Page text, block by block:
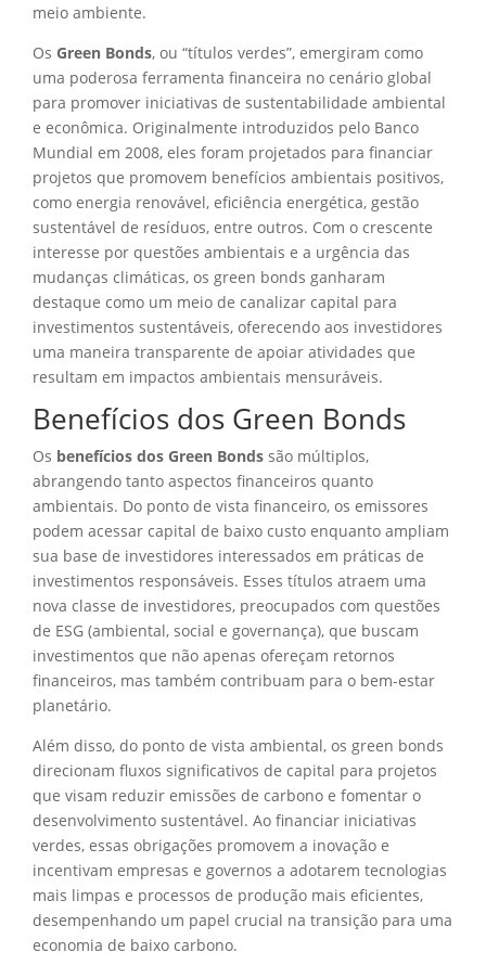
meio ambiente.
Os Green Bonds, ou “títulos verdes”, emergiram como
uma poderosa ferramenta financeira no cenário global
para promover iniciativas de sustentabilidade ambiental
e econômica. Originalmente introduzidos pelo Banco
Mundial em 2008, eles foram projetados para financiar
projetos que promovem benefícios ambientais positivos,
como energia renovável, eficiência energética, gestão
sustentável de resíduos, entre outros. Com o crescente
interesse por questões ambientais e a urgência das
mudanças climáticas, os green bonds ganharam
destaque como um meio de canalizar capital para
investimentos sustentáveis, oferecendo aos investidores
uma maneira transparente de apoiar atividades que
resultam em impactos ambientais mensuráveis.
Benefícios dos Green Bonds
Os benefícios dos Green Bonds são múltiplos,
abrangendo tanto aspectos financeiros quanto
ambientais. Do ponto de vista financeiro, os emissores
podem acessar capital de baixo custo enquanto ampliam
sua base de investidores interessados em práticas de
investimentos responsáveis. Esses títulos atraem uma
nova classe de investidores, preocupados com questões
de ESG (ambiental, social e governança), que buscam
investimentos que não apenas ofereçam retornos
financeiros, mas também contribuam para o bem-estar
planetário.
Além disso, do ponto de vista ambiental, os green bonds
direcionam fluxos significativos de capital para projetos
que visam reduzir emissões de carbono e fomentar o
desenvolvimento sustentável. Ao financiar iniciativas
verdes, essas obrigações promovem a inovação e
incentivam empresas e governos a adotarem tecnologias
mais limpas e processos de produção mais eficientes,
desempenhando um papel crucial na transição para uma
economia de baixo carbono.